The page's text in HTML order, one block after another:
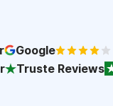
Google
Truste Reviews